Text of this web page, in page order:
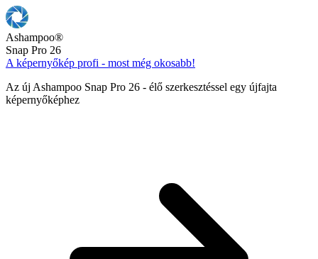
Ashampoo®
Snap Pro 26
A képernyőkép profi - most még okosabb!
Az új Ashampoo Snap Pro 26 - élő szerkesztéssel egy újfajta
képernyőképhez